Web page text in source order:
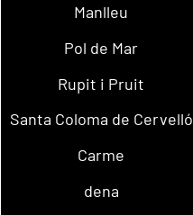
Manlleu
Pol de Mar
Rupit i Pruit
Santa Coloma de Cervelló
Carme
dena